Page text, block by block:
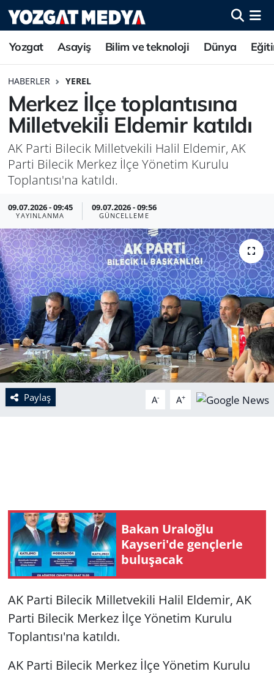
Yozgat Asayiş Bilim ve teknoloji Dünya
HABERLER YEREL
Merkez İlçe toplantısına
Milletvekili Eldemir katıldı
AK Parti Bilecik Milletvekili Halil Eldemir, AK
Parti Bilecik Merkez İlçe Yönetim Kurulu
Toplantısı'na katıldı.
09.07.2026 - 09:45
YAYINLANMA
09.07.2026 - 09:56
GÜNCELLEME
Paylaş A- A+
Bakan Uraloğlu
Kayseri'de gençlerle
buluşacak
AK Parti Bilecik Milletvekili Halil Eldemir, AK
Parti Bilecik Merkez İlçe Yönetim Kurulu
Toplantısı'na katıldı.
AK Parti Bilecik Merkez İlçe Yönetim Kurulu